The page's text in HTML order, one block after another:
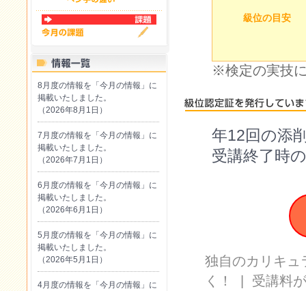
級位の目安
※検定の実技
年12回の添
受講終了時
独自のカリキュ
く！
| 受講料
8月度の情報を「今月の情報」に
掲載いたしました。
（2026年8月1日）
7月度の情報を「今月の情報」に
掲載いたしました。
（2026年7月1日）
6月度の情報を「今月の情報」に
掲載いたしました。
（2026年6月1日）
5月度の情報を「今月の情報」に
掲載いたしました。
（2026年5月1日）
4月度の情報を「今月の情報」に